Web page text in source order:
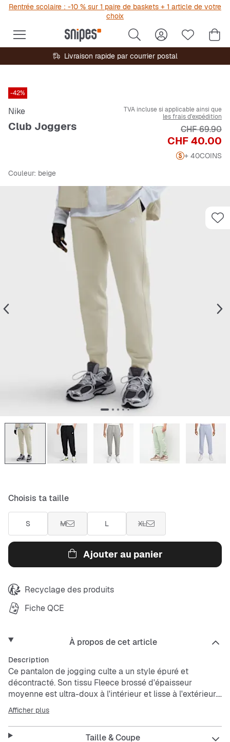
Rentrée scolaire : -10 % sur 1 paire de baskets + 1 article de votre
choix
Livraison rapide par courrier postal
-42%
Nike
Club Joggers
TVA incluse si applicable ainsi que
les frais d'expédition
Prix
CHF 40.00
Prix original
CHF 69.90
+ 40COINS
Couleur: beige
Choisis ta taille
S M L XL
Ajouter au panier
Recyclage des produits
Fiche QCE
À propos de cet article
Description
Ce pantalon de jogging culte a un style épuré et
décontracté. Son tissu Fleece brossé d'épaisseur
moyenne est ultra-doux à l'intérieur et lisse à l'extérieur.
Coupe standard décontractée au niveau des fesses et
des cuisses, et resserrée aux chevilles.
Taille élastique confortable, ajustable grâce au cordon
Afficher plus
Taille & Coupe